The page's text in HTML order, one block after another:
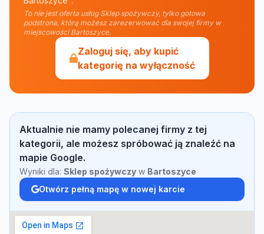
To nie jest oferta usług Sklep spożywczy, tylko gotowa
podstrona, którą możesz zarezerwować dla swojej firmy w
miejscowości Bartoszyce.
Zaloguj się, aby kupić
kategorię na wyłączność
Aktualnie nie mamy polecanej firmy z tej
kategorii, ale możesz spróbować ją znaleźć na
mapie Google.
Wyniki dla: Sklep spożywczy w Bartoszyce
Otwórz pełną mapę w nowej karcie